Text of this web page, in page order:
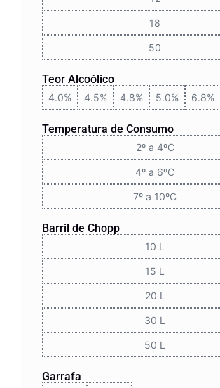
18
50
Teor Alcoólico
4.0% 4.5% 4.8% 5.0% 6.8%
Temperatura de Consumo
2º a 4ºC
4º a 6ºC
7º a 10ºC
Barril de Chopp
10 L
15 L
20 L
30 L
50 L
Garrafa